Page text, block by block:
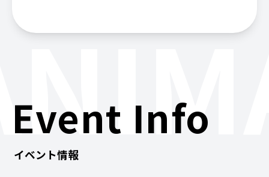
Event Info
イベント情報